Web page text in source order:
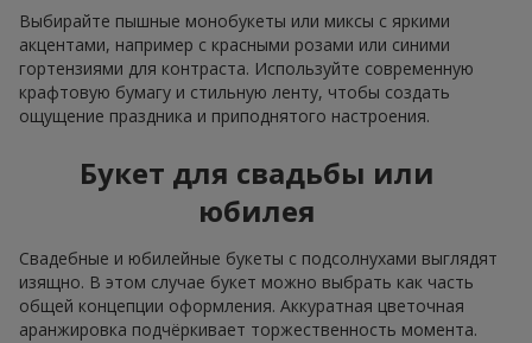
Выбирайте пышные монобукеты или миксы с яркими
акцентами, например с красными розами или синими
гортензиями для контраста. Используйте современную
крафтовую бумагу и стильную ленту, чтобы создать
ощущение праздника и приподнятого настроения.
Букет для свадьбы или
юбилея
Свадебные и юбилейные букеты с подсолнухами выглядят
изящно. В этом случае букет можно выбрать как часть
общей концепции оформления. Аккуратная цветочная
аранжировка подчёркивает торжественность момента.